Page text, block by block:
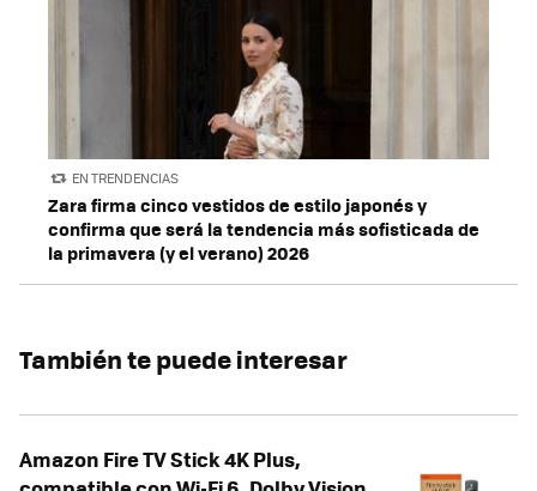
EN TRENDENCIAS
Zara firma cinco vestidos de estilo japonés y
confirma que será la tendencia más sofisticada de
la primavera (y el verano) 2026
También te puede interesar
Amazon Fire TV Stick 4K Plus,